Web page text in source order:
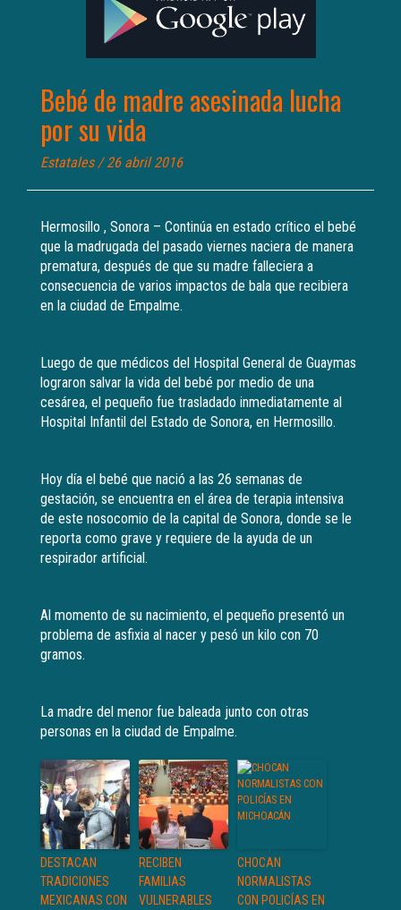
Bebé de madre asesinada lucha
por su vida
Estatales/ 26 abril 2016
Hermosillo , Sonora – Continúa en estado crítico el bebé
que la madrugada del pasado viernes naciera de manera
prematura, después de que su madre falleciera a
consecuencia de varios impactos de bala que recibiera
en la ciudad de Empalme.
Luego de que médicos del Hospital General de Guaymas
lograron salvar la vida del bebé por medio de una
cesárea, el pequeño fue trasladado inmediatamente al
Hospital Infantil del Estado de Sonora, en Hermosillo.
Hoy día el bebé que nació a las 26 semanas de
gestación, se encuentra en el área de terapia intensiva
de este nosocomio de la capital de Sonora, donde se le
reporta como grave y requiere de la ayuda de un
respirador artificial.
Al momento de su nacimiento, el pequeño presentó un
problema de asfixia al nacer y pesó un kilo con 70
gramos.
La madre del menor fue baleada junto con otras
personas en la ciudad de Empalme.
DESTACAN
TRADICIONES
MEXICANAS CON
RECIBEN
FAMILIAS
VULNERABLES
CHOCAN
NORMALISTAS
CON POLICÍAS EN